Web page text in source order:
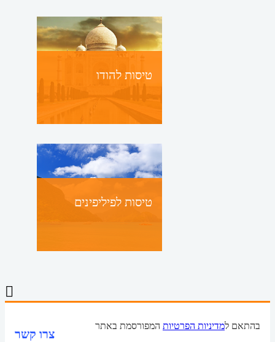
טיסות להודו
טיסות לפיליפינים
צרו קשר
בהתאם למדיניות הפרטיות המפורסמת באתר